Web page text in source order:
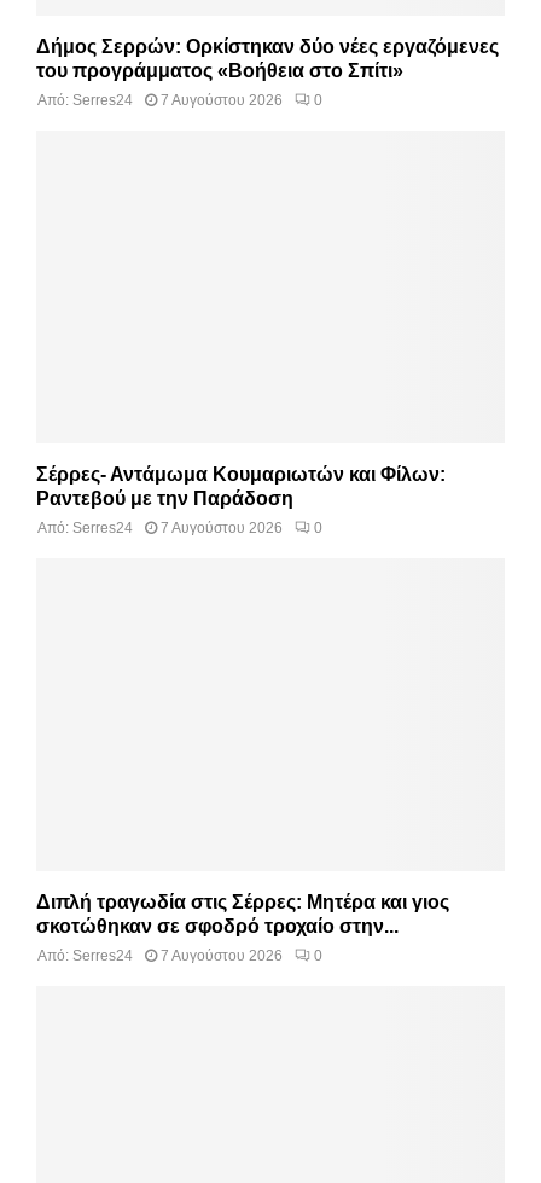
Δήμος Σερρών: Ορκίστηκαν δύο νέες εργαζόμενες
του προγράμματος «Βοήθεια στο Σπίτι»
Από: Serres24 7 Αυγούστου 2026 0
Σέρρες- Αντάμωμα Κουμαριωτών και Φίλων:
Ραντεβού με την Παράδοση
Από: Serres24 7 Αυγούστου 2026 0
Διπλή τραγωδία στις Σέρρες: Μητέρα και γιος
σκοτώθηκαν σε σφοδρό τροχαίο στην...
Από: Serres24 7 Αυγούστου 2026 0